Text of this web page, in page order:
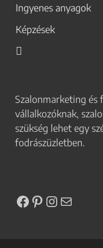
Ingyenes anyagok
Képzések
Szalonmarketing és
vállalkozóknak,
szükség lehet egy
fodrászüzletben.